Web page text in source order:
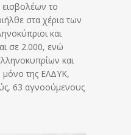
το
στα χέρια των
και
σε 2.000, ενώ
και
μόνο της ΕΛΔΥΚ,
63 αγνοούμενους